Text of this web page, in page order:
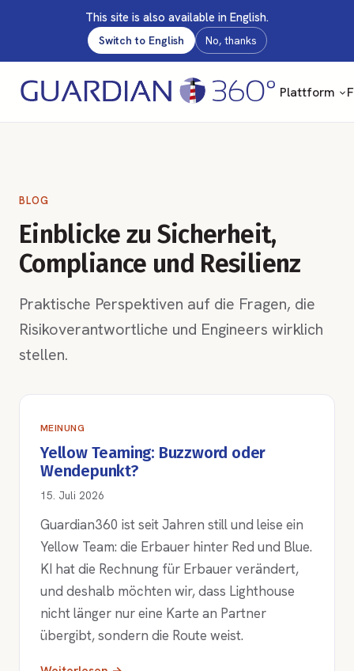
This site is also available in English.
Switch to English No, thanks
Plattform
BLOG
Einblicke zu Sicherheit,
Compliance und Resilienz
Praktische Perspektiven auf die Fragen, die
Risikoverantwortliche und Engineers wirklich
stellen.
MEINUNG
Yellow Teaming: Buzzword oder
Wendepunkt?
15. Juli 2026
Guardian360 ist seit Jahren still und leise ein
Yellow Team: die Erbauer hinter Red und Blue.
KI hat die Rechnung für Erbauer verändert,
und deshalb möchten wir, dass Lighthouse
nicht länger nur eine Karte an Partner
übergibt, sondern die Route weist.